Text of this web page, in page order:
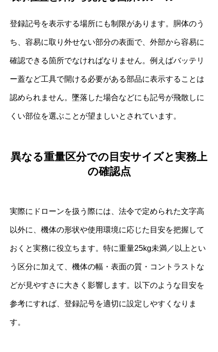
登録記号を表示する場所にも制限があります。胴体のう
ち、容易に取り外せない部分の表面で、外部から容易に
確認できる箇所でなければなりません。例えばバッテリ
ー蓋など工具で開ける必要がある部品に表示することは
認められません。墜落した場合などにも記号が飛散しに
くい部位を選ぶことが望ましいとされています。
異なる重量区分での目安サイズと実務上
の確認点
実際にドローンを扱う際には、法令で定められた文字高
以外に、機体の形状や使用環境に応じた目安を把握して
おくと実務に役立ちます。特に重量25kg未満／以上とい
う区分に加えて、機体の幅・表面の質・コントラストな
どが見やすさに大きく影響します。以下のような目安を
参考にすれば、登録記号を適切に設定しやすくなりま
す。